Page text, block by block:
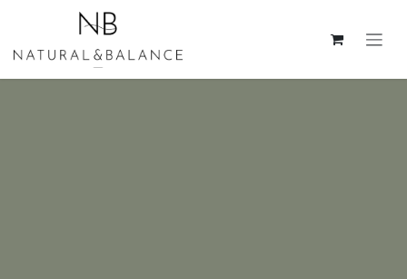
Zum Inhalt springen